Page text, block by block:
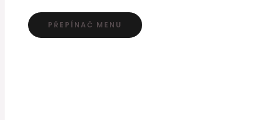
PŘEPÍNAČ MENU